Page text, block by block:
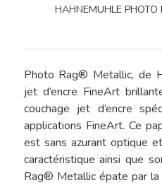
HAHNEMUHLE
Photo Rag® Metallic, de
jet d’encre FineArt
couchage jet d’encre
applications FineArt. Ce
est sans azurant optique
caractéristique ainsi que
Rag® Metallic épate par